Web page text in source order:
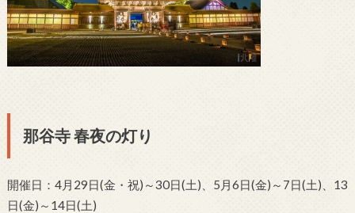
那谷寺 春夜の灯り
開催日：4月29日(金・祝)～30日(土)、5月6日(金)～7日(土)、13
日(金)～14日(土)